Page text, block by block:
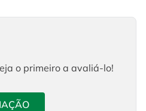
o primeiro a avaliá-lo!